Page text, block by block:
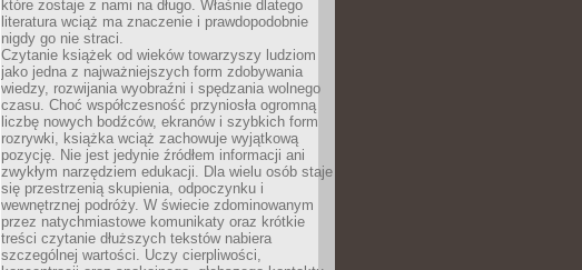
które zostaje z nami na długo. Właśnie dlatego
literatura wciąż ma znaczenie i prawdopodobnie
nigdy go nie straci.
Czytanie książek od wieków towarzyszy ludziom
jako jedna z najważniejszych form zdobywania
wiedzy, rozwijania wyobraźni i spędzania wolnego
czasu. Choć współczesność przyniosła ogromną
liczbę nowych bodźców, ekranów i szybkich form
rozrywki, książka wciąż zachowuje wyjątkową
pozycję. Nie jest jedynie źródłem informacji ani
zwykłym narzędziem edukacji. Dla wielu osób staje
się przestrzenią skupienia, odpoczynku i
wewnętrznej podróży. W świecie zdominowanym
przez natychmiastowe komunikaty oraz krótkie
treści czytanie dłuższych tekstów nabiera
szczególnej wartości. Uczy cierpliwości,